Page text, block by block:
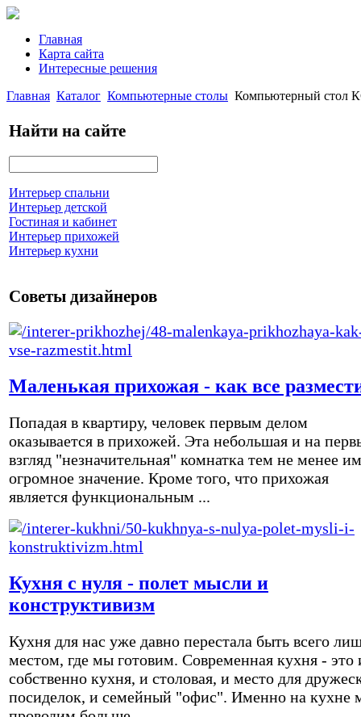
Главная
Карта сайта
Интересные решения
Главная Каталог Компьютерные столы Компьютерный стол
Найти на сайте
Интерьер спальни
Интерьер детской
Гостиная и кабинет
Интерьер прихожей
Интерьер кухни
Советы дизайнеров
Маленькая прихожая - как все
Попадая в квартиру, человек первым делом
оказывается в прихожей. Эта небольшая и на
взгляд "незначительная" комнатка тем не менее
огромное значение. Кроме того, что прихожая
является функциональным ...
Кухня с нуля - полет мысли и
конструктивизм
Кухня для нас уже давно перестала быть всего
местом, где мы готовим. Современная кухня - это
собственно кухня, и столовая, и место для
посиделок, и семейный "офис". Именно на кухне